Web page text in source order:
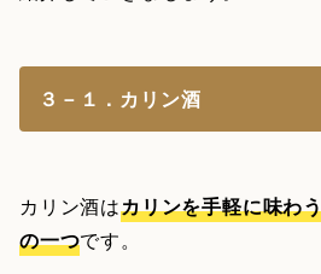
３－１．カリン酒
カリン酒はカリンを手軽に味わ
の一つです。